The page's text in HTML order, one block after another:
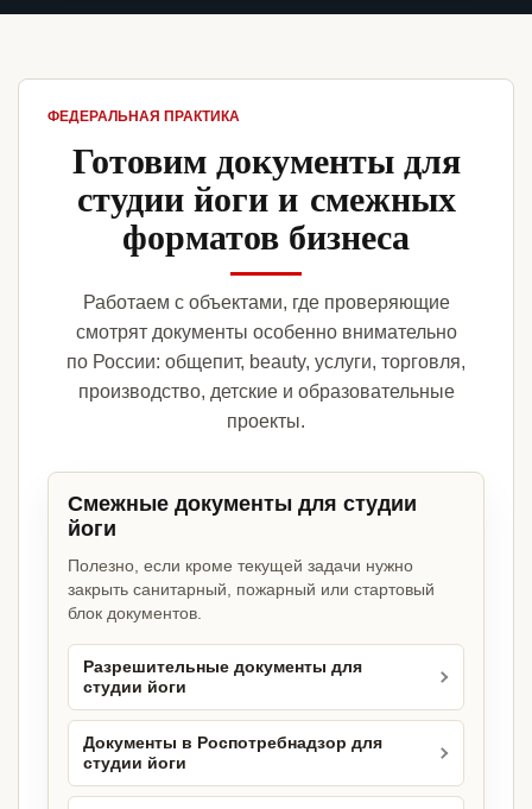
ФЕДЕРАЛЬНАЯ ПРАКТИКА
Готовим документы для
студии йоги и смежных
форматов бизнеса
Работаем с объектами, где проверяющие
смотрят документы особенно внимательно
по России: общепит, beauty, услуги, торговля,
производство, детские и образовательные
проекты.
Смежные документы для студии
йоги
Полезно, если кроме текущей задачи нужно
закрыть санитарный, пожарный или стартовый
блок документов.
Разрешительные документы для
студии йоги
Документы в Роспотребнадзор для
студии йоги